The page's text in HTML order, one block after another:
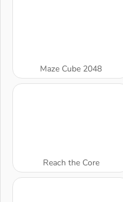
Maze Cube 2048
Reach the Core